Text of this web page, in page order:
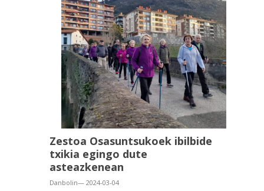
Zestoa Osasuntsukoek ibilbide
txikia egingo dute
asteazkenean
Danbolin— 2024-03-04